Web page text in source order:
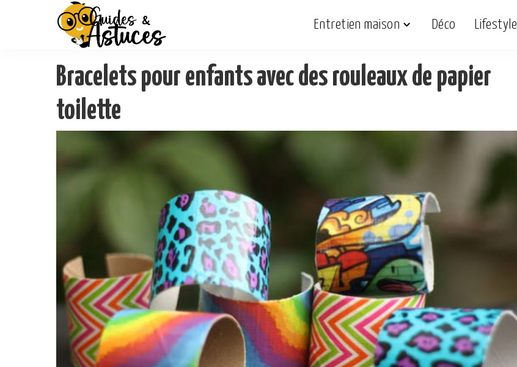
Entretien maison Déco Lifestyle
Bracelets pour enfants avec des rouleaux de papier
toilette